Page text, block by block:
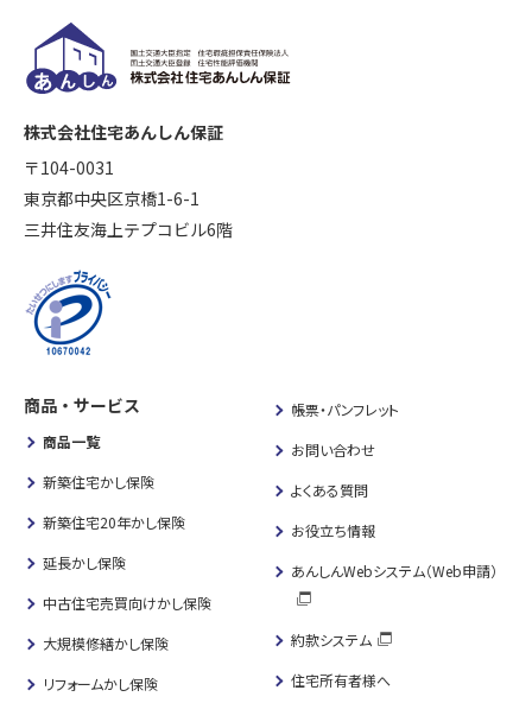
株式会社住宅あんしん保証
〒104-0031
東京都中央区京橋1-6-1
三井住友海上テプコビル6階
商品・サービス
商品一覧
新築住宅かし保険
新築住宅20年かし保険
延長かし保険
中古住宅売買向けかし保険
大規模修繕かし保険
リフォームかし保険
帳票・パンフレット
お問い合わせ
よくある質問
お役立ち情報
あんしんWebシステム（Web申請）
約款システム
住宅所有者様へ